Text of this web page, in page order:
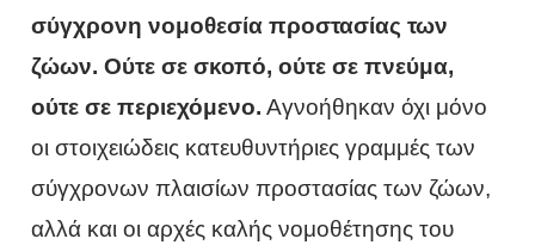
σύγχρονη νομοθεσία προστασίας των
ζώων. Ούτε σε σκοπό, ούτε σε πνεύμα,
ούτε σε περιεχόμενο. Αγνοήθηκαν όχι μόνο
οι στοιχειώδεις κατευθυντήριες γραμμές των
σύγχρονων πλαισίων προστασίας των ζώων,
αλλά και οι αρχές καλής νομοθέτησης του